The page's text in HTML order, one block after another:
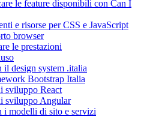
le feature disponibili con Can I
e risorse per CSS e JavaScript
browser
le prestazioni
il design system .italia
Bootstrap Italia
sviluppo React
sviluppo Angular
i modelli di sito e servizi